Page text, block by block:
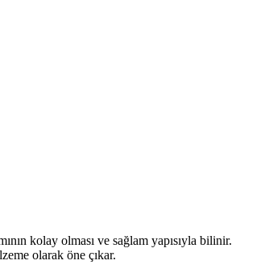
kolay olması ve sağlam yapısıyla bilinir.
olarak öne çıkar.